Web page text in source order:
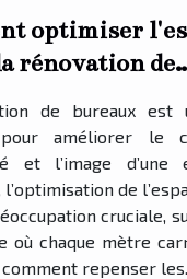
optimiser
rénovation de
de bureaux est
améliorer le
et l’image d’une
l’optimisation de
cruciale,
où chaque mètre
repenser les...